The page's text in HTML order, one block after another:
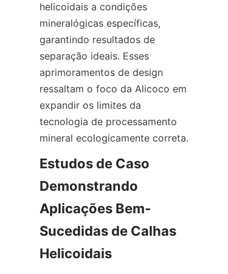
helicoidais a condições
mineralógicas específicas,
garantindo resultados de
separação ideais. Esses
aprimoramentos de design
ressaltam o foco da Alicoco em
expandir os limites da
tecnologia de processamento
Estudos de Caso
Demonstrando
Aplicações Bem-
Sucedidas de Calhas